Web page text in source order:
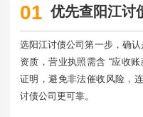
01 优先查阳江讨
选阳江讨债公司第一步，确
资质，营业执照需含 “应收
证明，避免非法催收风险，
讨债公司更可靠。​